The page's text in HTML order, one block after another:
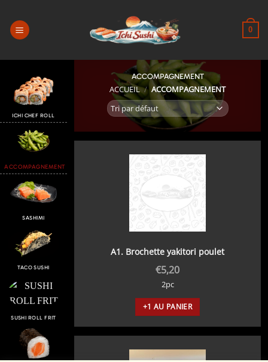
contenu
0
ICHI CHEF ROLL
ACCOMPAGNEMENT
SASHIMI
TACO SUSHI
SUSHI ROLL FRIT
ACCOMPAGNEMENT
ACCUEIL / ACCOMPAGNEMENT
A1. Brochette yakitori poulet
€5,20
2pc
+1 AU PANIER